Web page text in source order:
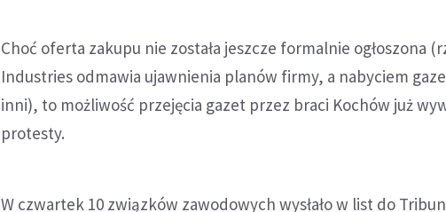
Choć oferta zakupu nie została jeszcze formalnie ogłoszona
Industries odmawia ujawnienia planów firmy, a nabyciem
inni), to możliwość przejęcia gazet przez braci Kochów już
protesty.
W czwartek 10 związków zawodowych wysłało w list do